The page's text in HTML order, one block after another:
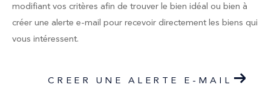
modifiant vos critères afin de trouver le bien idéal ou bien à
créer une alerte e-mail pour recevoir directement les biens qui
vous intéressent.
CREER UNE ALERTE E-MAIL